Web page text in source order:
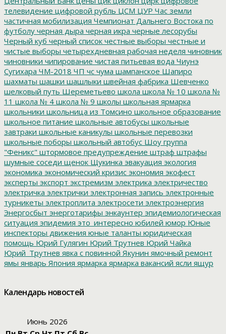
телевидение цифровой рубль ЦСМ ЦУР Час земли
частичная мобилизация Чемпионат Дальнего Востока по
футболу черная дыра черная икра черные лесорубы
Черный куб черный список честные выборы честные и
чистые выборы четырехдневная рабочая неделя чиновник
чиновники чипирование чистая питьевая вода Чиунэ
Сугихара ЧМ-2018 ЧП чс чума шампанское Шапиро
шахматы шашки шашлыки швейная фабрика Шевченко
шелковый путь Шереметьево школа школа № 10 школа №
11 школа № 4 школа № 9 школы школьная ярмарка
школьники школьница из Томсино школьное образование
школьное питание школьные автобусы школьные
завтраки школьные каникулы школьные перевозки
школьные поборы школьный автобус Шоу группа
"Феникс" штормовое предупреждение штраф штрафы
шумные соседи щенок Щукинка эвакуация экология
экономика экономический кризис экономия экофест
эксперты экспорт экстремизм электрика электричество
электричка электрички электронная запись электронные
турникеты электроплита электросети электроэнергия
Энергосбыт энерготарифы энкаунтер эпидемиологическая
ситуация эпидемия это_интересно юбилей юмор Юные
инспекторы движения юные таланты юридическая
помощь Юрий Гулягин Юрий Трутнев Юрий Чайка
Юрий_Трутнев явка с повинной Якунин ямочный ремонт
ямы январь Япония ярмарка ярмарка вакансий ясли ящур
Календарь новостей
Июнь 2026